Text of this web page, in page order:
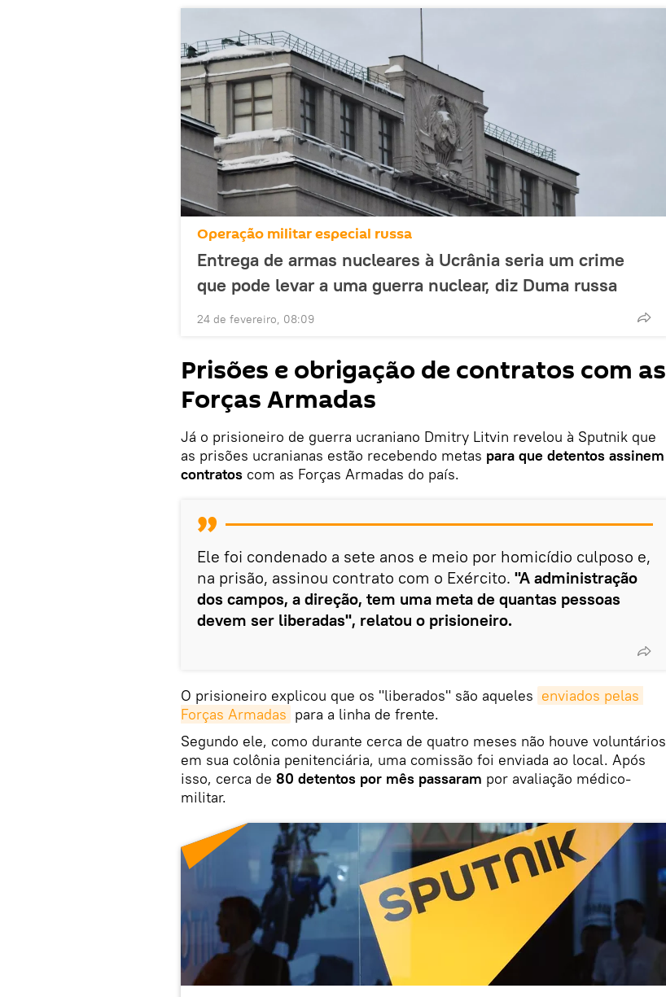
Operação militar especial russa
Entrega de armas nucleares à Ucrânia seria um crime
que pode levar a uma guerra nuclear, diz Duma russa
24 de fevereiro, 08:09
Prisões e obrigação de contratos com as
Forças Armadas
Já o prisioneiro de guerra ucraniano Dmitry Litvin revelou à Sputnik que
as prisões ucranianas estão recebendo metas para que detentos assinem
contratos com as Forças Armadas do país.
Ele foi condenado a sete anos e meio por homicídio culposo e,
na prisão, assinou contrato com o Exército. "A administração
dos campos, a direção, tem uma meta de quantas pessoas
devem ser liberadas", relatou o prisioneiro.
O prisioneiro explicou que os "liberados" são aqueles enviados pelas
Forças Armadas para a linha de frente.
Segundo ele, como durante cerca de quatro meses não houve voluntários
em sua colônia penitenciária, uma comissão foi enviada ao local. Após
isso, cerca de 80 detentos por mês passaram por avaliação médico-
militar.